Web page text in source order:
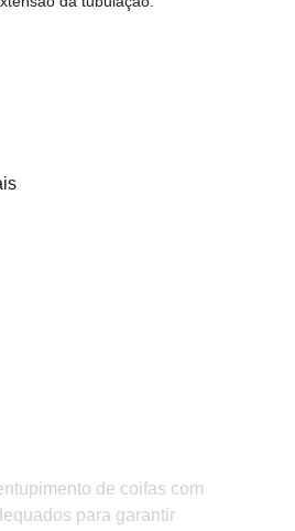
de coifas com
para garantir